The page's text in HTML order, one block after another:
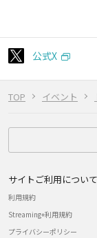
TOP イベント
公式X
サイトご利用について
利用規約
Streaming+利用規約
プライバシーポリシー